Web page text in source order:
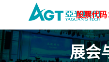

股票代码
展会